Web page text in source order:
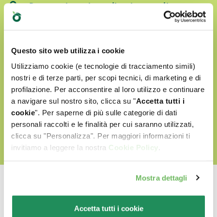
Questo sito web utilizza i cookie
Utilizziamo cookie (e tecnologie di tracciamento simili)
nostri e di terze parti, per scopi tecnici, di marketing e di
profilazione. Per acconsentire al loro utilizzo e continuare
a navigare sul nostro sito, clicca su "Accetta tutti i
cookie". Per saperne di più sulle categorie di dati
personali raccolti e le finalità per cui saranno utilizzati,
clicca su "Personalizza". Per maggiori informazioni ti
invitiamo a leggere la nostra Cookie Policy
Mostra dettagli
Accetta tutti i cookie
Preparati con ingredienti naturali
Senza OGM e Soia
Cruelty free
SCOPRI IL NOSTRO MONDO D'AMORE